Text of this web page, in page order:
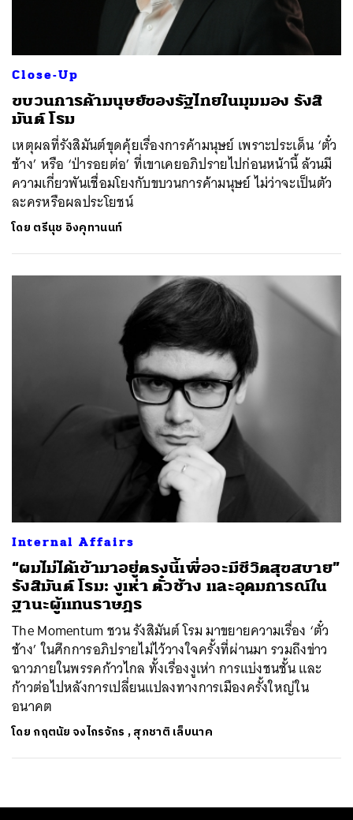
Close-Up
ขบวนการค้ามนุษย์ของรัฐไทยในมุมมอง รังสิ
มันต์ โรม
เหตุผลที่รังสิมันต์ขุดคุ้ยเรื่องการค้ามนุษย์ เพราะประเด็น ‘ตั๋ว
ช้าง’ หรือ ‘ป่ารอยต่อ’ ที่เขาเคยอภิปรายไปก่อนหน้านี้ ล้วนมี
ความเกี่ยวพันเชื่อมโยงกับขบวนการค้ามนุษย์ ไม่ว่าจะเป็นตัว
ละครหรือผลประโยชน์
โดย ตรีนุช อิงคุทานนท์
Internal Affairs
“ผมไม่ได้เข้ามาอยู่ตรงนี้เพื่อจะมีชีวิตสุขสบาย”
รังสิมันต์ โรม: งูเห่า ตั๋วช้าง และอุดมการณ์ใน
ฐานะผู้แทนราษฎร
The Momentum ชวน รังสิมันต์ โรม มาขยายความเรื่อง ‘ตั๋ว
ช้าง’ ในศึกการอภิปรายไม่ไว้วางใจครั้งที่ผ่านมา รวมถึงข่าว
ฉาวภายในพรรคก้าวไกล ทั้งเรื่องงูเห่า การแบ่งชนชั้น และ
ก้าวต่อไปหลังการเปลี่ยนแปลงทางการเมืองครั้งใหญ่ใน
อนาคต
โดย กฤตนัย จงไกรจักร ,สุภชาติ เล็บนาค